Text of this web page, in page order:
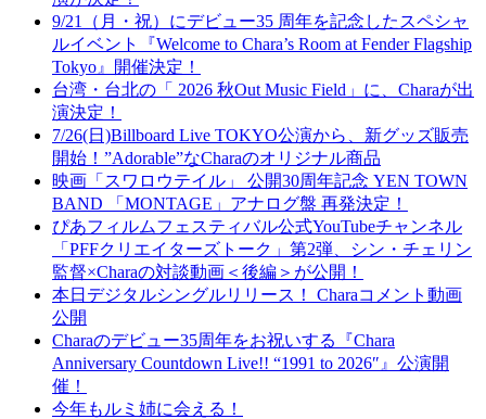
9/21（月・祝）にデビュー35 周年を記念したスペシャ
ルイベント『Welcome to Chara’s Room at Fender Flagship
Tokyo』開催決定！
台湾・台北の「 2026 秋Out Music Field」に、Charaが出
演決定！
7/26(日)Billboard Live TOKYO公演から、新グッズ販売
開始！”Adorable”なCharaのオリジナル商品
映画「スワロウテイル」 公開30周年記念 YEN TOWN
BAND 「MONTAGE」アナログ盤 再発決定！
ぴあフィルムフェスティバル公式YouTubeチャンネル
「PFFクリエイターズトーク」第2弾、シン・チェリン
監督×Charaの対談動画＜後編＞が公開！
本日デジタルシングルリリース！ Charaコメント動画
公開
Charaのデビュー35周年をお祝いする『Chara
Anniversary Countdown Live!! “1991 to 2026″』公演開
催！
今年もルミ姉に会える！